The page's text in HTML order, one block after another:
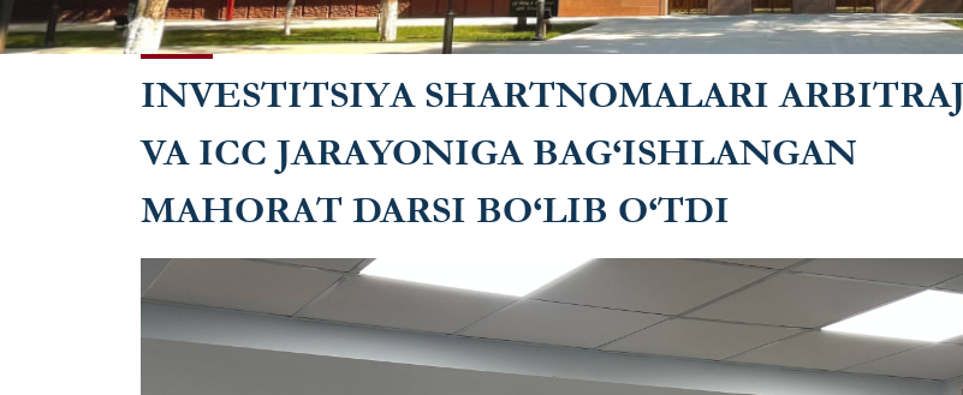
INVESTITSIYA SHARTNOMALARI
VA ICC JARAYONIGA BAG‘ISHLANGAN
MAHORAT DARSI BO‘LIB O‘TDI